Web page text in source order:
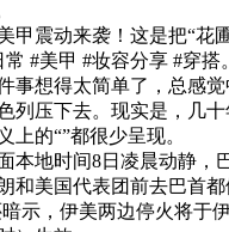
震动来袭！这是把“花
#美甲 #妆容分享 #穿搭。
想得太简单了，总感觉
列压下去。现实是，几
上的“”都很少呈现。
地时间8日凌晨动静，
和美国代表团前去巴首
暗示，伊美两边停火将于